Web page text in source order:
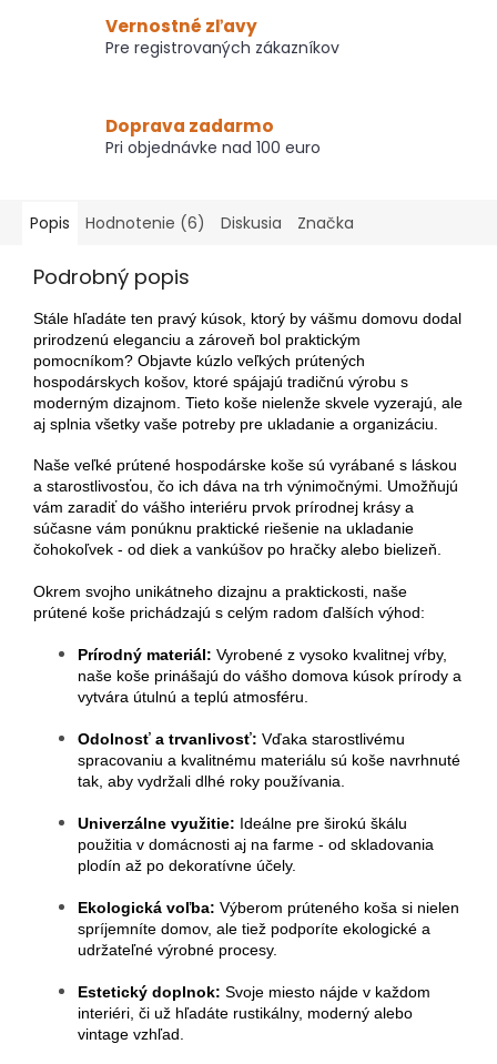
Vernostné zľavy
Pre registrovaných zákazníkov
Doprava zadarmo
Pri objednávke nad 100 euro
Popis Hodnotenie (6) Diskusia Značka
Podrobný popis
Stále hľadáte ten pravý kúsok, ktorý by vášmu domovu dodal
prirodzenú eleganciu a zároveň bol praktickým
pomocníkom? Objavte kúzlo veľkých prútených
hospodárskych košov, ktoré spájajú tradičnú výrobu s
moderným dizajnom. Tieto koše nielenže skvele vyzerajú, ale
aj splnia všetky vaše potreby pre ukladanie a organizáciu.
Naše veľké prútené hospodárske koše sú vyrábané s láskou
a starostlivosťou, čo ich dáva na trh výnimočnými. Umožňujú
vám zaradiť do vášho interiéru prvok prírodnej krásy a
súčasne vám ponúknu praktické riešenie na ukladanie
čohokoľvek - od diek a vankúšov po hračky alebo bielizeň.
Okrem svojho unikátneho dizajnu a praktickosti, naše
prútené koše prichádzajú s celým radom ďalších výhod:
Prírodný materiál: Vyrobené z vysoko kvalitnej vŕby,
naše koše prinášajú do vášho domova kúsok prírody a
vytvára útulnú a teplú atmosféru.
Odolnosť a trvanlivosť: Vďaka starostlivému
spracovaniu a kvalitnému materiálu sú koše navrhnuté
tak, aby vydržali dlhé roky používania.
Univerzálne využitie: Ideálne pre širokú škálu
použitia v domácnosti aj na farme - od skladovania
plodín až po dekoratívne účely.
Ekologická voľba: Výberom prúteného koša si nielen
spríjemníte domov, ale tiež podporíte ekologické a
udržateľné výrobné procesy.
Estetický doplnok: Svoje miesto nájde v každom
interiéri, či už hľadáte rustikálny, moderný alebo
vintage vzhľad.